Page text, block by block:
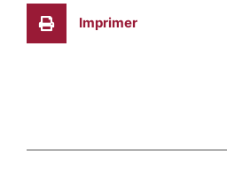
Imprimer